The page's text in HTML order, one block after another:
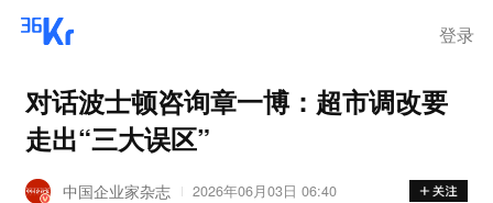
登录
对话波士顿咨询章一博：超市调改要
走出“三大误区”
中国企业家杂志 2026年06月03日 06:40